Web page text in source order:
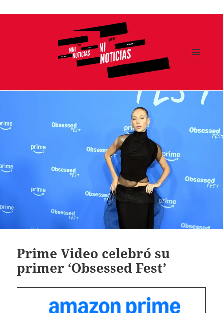
Ir
Prime Video celebró su
primer ‘Obsessed Fest’